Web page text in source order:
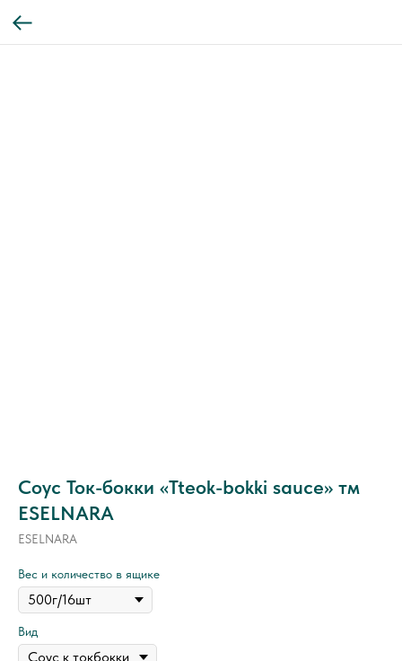
Соус Ток-бокки «Tteok-bokki sauce» тм
ESELNARA
ESELNARA
Вес и количество в ящике
Вид